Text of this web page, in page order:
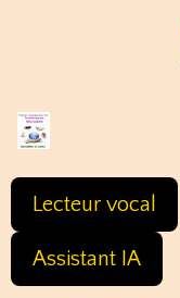
Lecteur vocal
Assistant IA